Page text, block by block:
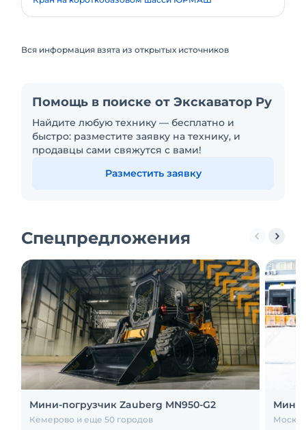
Вся информация взята из открытых источников
Помощь в поиске от Экскаватор Ру
Найдите любую технику — бесплатно и
быстро: разместите заявку на технику, и
продавцы сами свяжутся с вами!
Разместить заявку
Спецпредложения
Мини-погрузчик Zauberg MN950-G2
Кемерово и еще 50 городов
Мини-